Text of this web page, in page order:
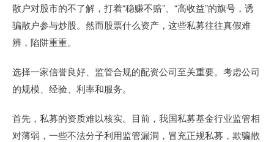
散户对股市的不了解，打着“稳赚不赔”、“高收益”的旗号，诱
骗散户参与炒股。然而股票什么资产，这些私募往往真假难
辨，陷阱重重。
选择一家信誉良好、监管合规的配资公司至关重要。考虑公司
的规模、经验、利率和服务。
首先，私募的资质难以核实。目前，我国私募基金行业监管相
对薄弱，一些不法分子利用监管漏洞，冒充正规私募，欺骗散